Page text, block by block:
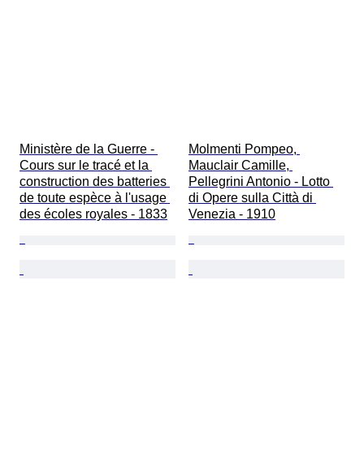
Ministère de la Guerre -
Cours sur le tracé et la
construction des batteries
de toute espèce à l'usage
des écoles royales - 1833
Molmenti Pompeo,
Mauclair Camille,
Pellegrini Antonio - Lotto
di Opere sulla Città di
Venezia - 1910